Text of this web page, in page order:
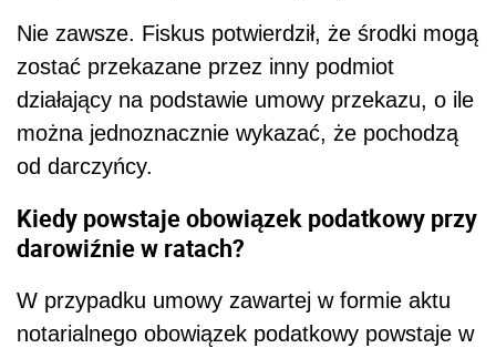
Nie zawsze. Fiskus potwierdził, że środki mogą
zostać przekazane przez inny podmiot
działający na podstawie umowy przekazu, o ile
można jednoznacznie wykazać, że pochodzą
od darczyńcy.
Kiedy powstaje obowiązek podatkowy przy
darowiźnie w ratach?
W przypadku umowy zawartej w formie aktu
notarialnego obowiązek podatkowy powstaje w